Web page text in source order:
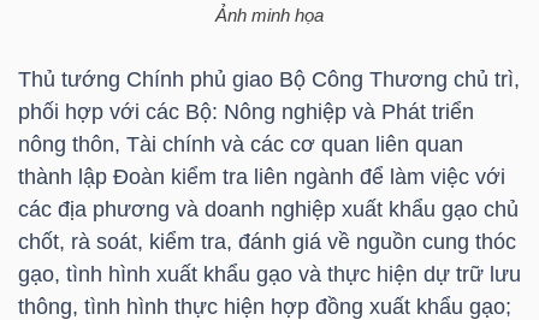
Ảnh minh họa
Thủ tướng Chính phủ giao Bộ Công Thương chủ trì,
phối hợp với các Bộ: Nông nghiệp và Phát triển
nông thôn, Tài chính và các cơ quan liên quan
thành lập Đoàn kiểm tra liên ngành để làm việc với
các địa phương và doanh nghiệp xuất khẩu gạo chủ
chốt, rà soát, kiểm tra, đánh giá về nguồn cung thóc
gạo, tình hình xuất khẩu gạo và thực hiện dự trữ lưu
thông, tình hình thực hiện hợp đồng xuất khẩu gạo;
GIỚI
ĐÔNG
DƯƠNG